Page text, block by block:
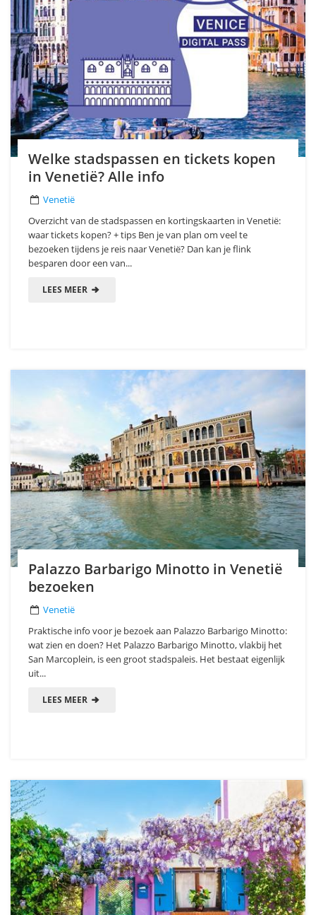
Welke stadspassen en tickets kopen
in Venetië? Alle info
Venetië
Overzicht van de stadspassen en kortingskaarten in Venetië:
waar tickets kopen? + tips Ben je van plan om veel te
bezoeken tijdens je reis naar Venetië? Dan kan je flink
besparen door een van...
LEES MEER
Palazzo Barbarigo Minotto in Venetië
bezoeken
Venetië
Praktische info voor je bezoek aan Palazzo Barbarigo Minotto:
wat zien en doen? Het Palazzo Barbarigo Minotto, vlakbij het
San Marcoplein, is een groot stadspaleis. Het bestaat eigenlijk
uit...
LEES MEER